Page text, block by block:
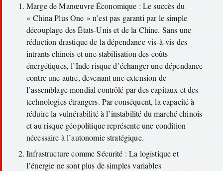
Marge de Manœuvre Économique : Le succès du
« China Plus One » n’est pas garanti par le simple
découplage des États-Unis et de la Chine. Sans une
réduction drastique de la dépendance vis-à-vis des
intrants chinois et une stabilisation des coûts
énergétiques, l’Inde risque d’échanger une dépendance
contre une autre, devenant une extension de
l’assemblage mondial contrôlé par des capitaux et des
technologies étrangers. Par conséquent, la capacité à
réduire la vulnérabilité à l’instabilité du marché chinois
et au risque géopolitique représente une condition
nécessaire à l’autonomie stratégique.
Infrastructure comme Sécurité : La logistique et
l’énergie ne sont plus de simples variables